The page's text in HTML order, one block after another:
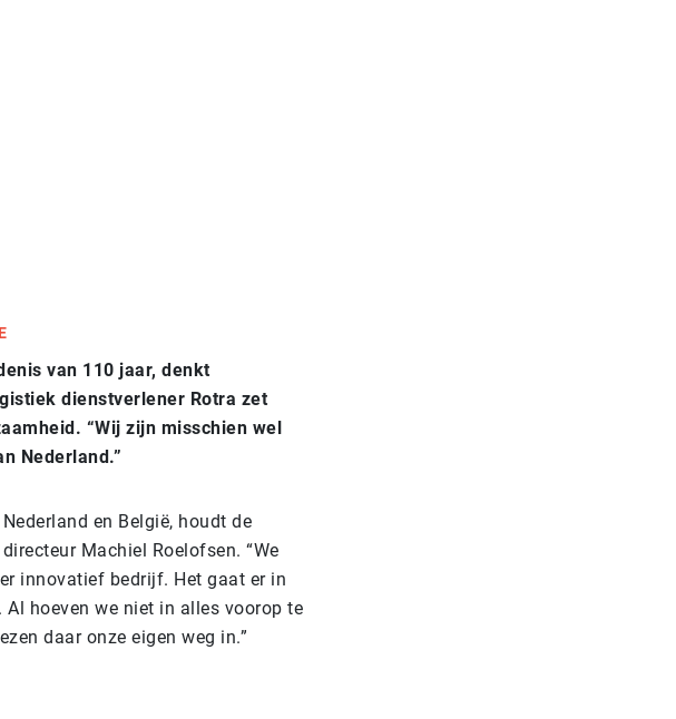
van 110 jaar, denkt
dienstverlener Rotra zet
“Wij zijn misschien wel
Nederland.”
en België, houdt de
Machiel Roelofsen. “We
innovatief bedrijf. Het gaat er in
hoeven we niet in alles voorop te
daar onze eigen weg in.”